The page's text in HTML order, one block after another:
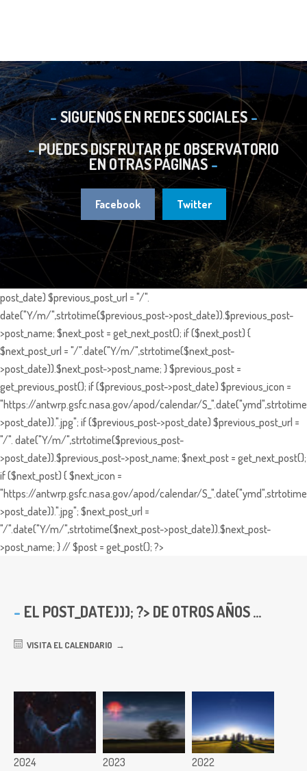
SIGUENOS EN REDES SOCIALES
PUEDES DISFRUTAR DE OBSERVATORIO
EN OTRAS PÁGINAS
Facebook Twitter
post_date) $previous_post_url = "/".
date("Y/m/",strtotime($previous_post->post_date)).$previous_post-
>post_name; $next_post = get_next_post(); if ($next_post) {
$next_post_url = "/".date("Y/m/",strtotime($next_post-
>post_date)).$next_post->post_name; } $previous_post =
get_previous_post(); if ($previous_post->post_date) $previous_icon =
"https://antwrp.gsfc.nasa.gov/apod/calendar/
>post_date)).".jpg"; if ($previous_post->post_date) $previous_post_url =
"/". date("Y/m/",strtotime($previous_post-
>post_date)).$previous_post->post_name; $next_post = get_next_post();
if ($next_post) { $next_icon =
"https://antwrp.gsfc.nasa.gov/apod/calendar/
>post_date)).".jpg"; $next_post_url =
"/".date("Y/m/",strtotime($next_post->post_date)).$next_post-
>post_name; } // $post = get_post(); ?>
EL POST_DATE))); ?> DE OTROS AÑOS ...
VISITA EL CALENDARIO
2024 2023 2022